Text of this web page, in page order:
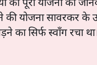
की पूरी योजना की
की योजना सावरकर के
का सिर्फ स्वाँग रचा